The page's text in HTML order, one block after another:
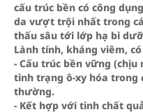
cấu trúc bền có công
da vượt trội nhất trong
thấu sâu tới lớp hạ bì
Lành tính, kháng viêm,
- Cấu trúc bền vững (chịu
tình trạng ô-xy hóa trong
thường.
- Kết hợp với tinh chất